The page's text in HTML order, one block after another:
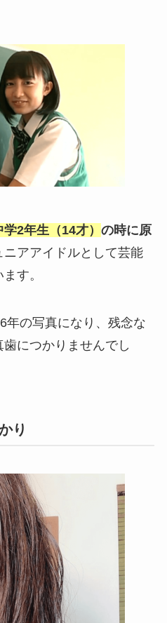
学2年生（14才） の時に原
ニアアイドルとして芸能
す。
年の写真になり、残念な
につかりませんでし
り